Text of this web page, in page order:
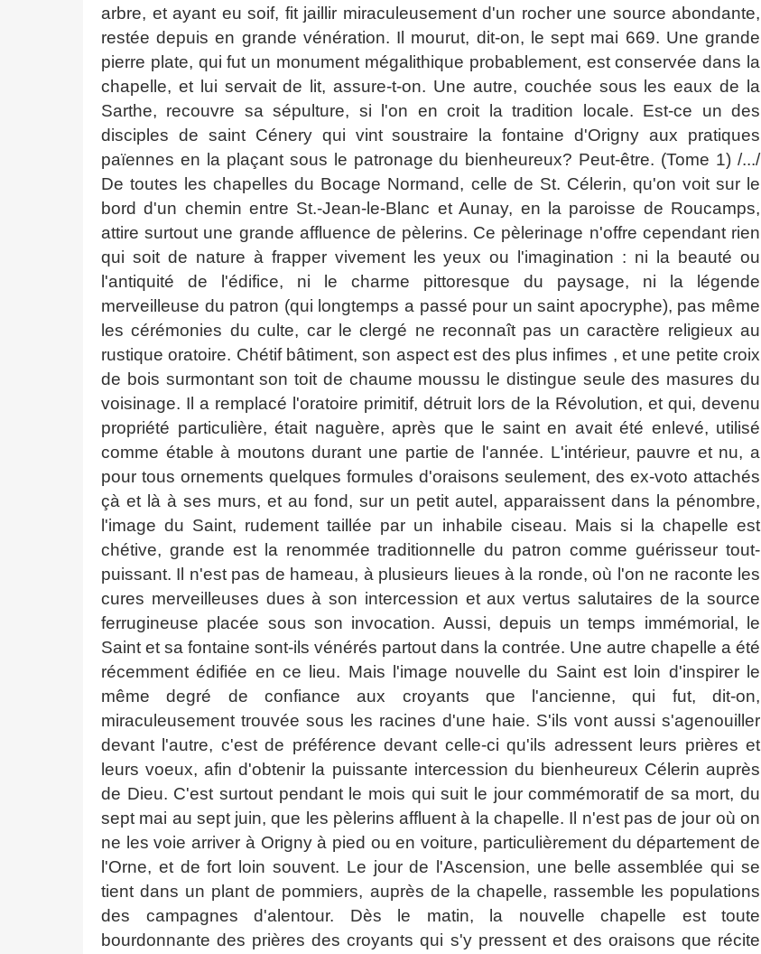
arbre, et ayant eu soif, fit jaillir miraculeusement d'un rocher une source abondante,
restée depuis en grande vénération. Il mourut, dit-on, le sept mai 669. Une grande
pierre plate, qui fut un monument mégalithique probablement, est conservée dans la
chapelle, et lui servait de lit, assure-t-on. Une autre, couchée sous les eaux de la
Sarthe, recouvre sa sépulture, si l'on en croit la tradition locale. Est-ce un des
disciples de saint Cénery qui vint soustraire la fontaine d'Origny aux pratiques
païennes en la plaçant sous le patronage du bienheureux? Peut-être. (Tome 1) /.../
De toutes les chapelles du Bocage Normand, celle de St. Célerin, qu'on voit sur le
bord d'un chemin entre St.-Jean-le-Blanc et Aunay, en la paroisse de Roucamps,
attire surtout une grande affluence de pèlerins. Ce pèlerinage n'offre cependant rien
qui soit de nature à frapper vivement les yeux ou l'imagination : ni la beauté ou
l'antiquité de l'édifice, ni le charme pittoresque du paysage, ni la légende
merveilleuse du patron (qui longtemps a passé pour un saint apocryphe), pas même
les cérémonies du culte, car le clergé ne reconnaît pas un caractère religieux au
rustique oratoire. Chétif bâtiment, son aspect est des plus infimes , et une petite croix
de bois surmontant son toit de chaume moussu le distingue seule des masures du
voisinage. Il a remplacé l'oratoire primitif, détruit lors de la Révolution, et qui, devenu
propriété particulière, était naguère, après que le saint en avait été enlevé, utilisé
comme étable à moutons durant une partie de l'année. L'intérieur, pauvre et nu, a
pour tous ornements quelques formules d'oraisons seulement, des ex-voto attachés
çà et là à ses murs, et au fond, sur un petit autel, apparaissent dans la pénombre,
l'image du Saint, rudement taillée par un inhabile ciseau. Mais si la chapelle est
chétive, grande est la renommée traditionnelle du patron comme guérisseur tout-
puissant. Il n'est pas de hameau, à plusieurs lieues à la ronde, où l'on ne raconte les
cures merveilleuses dues à son intercession et aux vertus salutaires de la source
ferrugineuse placée sous son invocation. Aussi, depuis un temps immémorial, le
Saint et sa fontaine sont-ils vénérés partout dans la contrée. Une autre chapelle a été
récemment édifiée en ce lieu. Mais l'image nouvelle du Saint est loin d'inspirer le
même degré de confiance aux croyants que l'ancienne, qui fut, dit-on,
miraculeusement trouvée sous les racines d'une haie. S'ils vont aussi s'agenouiller
devant l'autre, c'est de préférence devant celle-ci qu'ils adressent leurs prières et
leurs voeux, afin d'obtenir la puissante intercession du bienheureux Célerin auprès
de Dieu. C'est surtout pendant le mois qui suit le jour commémoratif de sa mort, du
sept mai au sept juin, que les pèlerins affluent à la chapelle. Il n'est pas de jour où on
ne les voie arriver à Origny à pied ou en voiture, particulièrement du département de
l'Orne, et de fort loin souvent. Le jour de l'Ascension, une belle assemblée qui se
tient dans un plant de pommiers, auprès de la chapelle, rassemble les populations
des campagnes d'alentour. Dès le matin, la nouvelle chapelle est toute
bourdonnante des prières des croyants qui s'y pressent et des oraisons que récite